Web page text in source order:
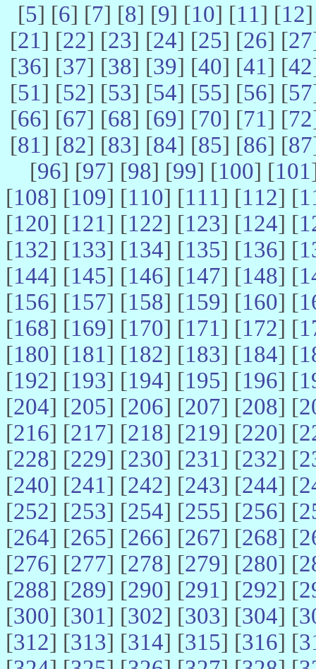
[5] [6] [7] [8] [9] [10] [11] [12
[21] [22] [23] [24] [25] [26] [27
[36] [37] [38] [39] [40] [41] [42
[51] [52] [53] [54] [55] [56] [57
[66] [67] [68] [69] [70] [71] [72
[81] [82] [83] [84] [85] [86] [87
[96] [97] [98] [99] [100] [101
[108] [109] [110] [111] [112] [
[120] [121] [122] [123] [124] [
[132] [133] [134] [135] [136] [
[144] [145] [146] [147] [148] [
[156] [157] [158] [159] [160] [
[168] [169] [170] [171] [172] [
[180] [181] [182] [183] [184] [
[192] [193] [194] [195] [196] [
[204] [205] [206] [207] [208] [
[216] [217] [218] [219] [220] [
[228] [229] [230] [231] [232] [
[240] [241] [242] [243] [244] [
[252] [253] [254] [255] [256] [
[264] [265] [266] [267] [268] [
[276] [277] [278] [279] [280] [
[288] [289] [290] [291] [292] [
[300] [301] [302] [303] [304] [
[312] [313] [314] [315] [316] [